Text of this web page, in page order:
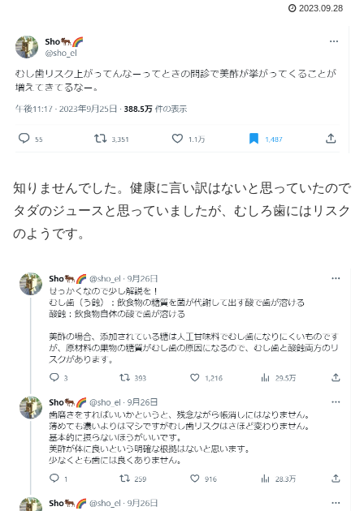
2023.09.28
知りませんでした。健康に言い訳はないと思っていたので
タダのジュースと思っていましたが、むしろ歯にはリスク
のようです。